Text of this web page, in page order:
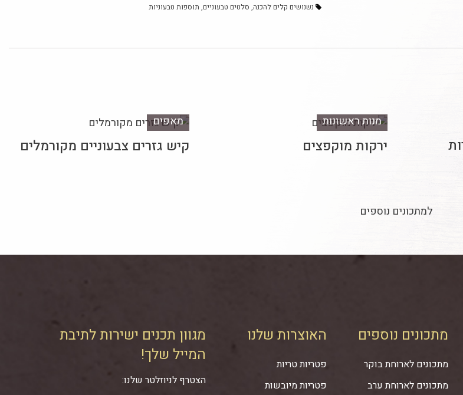
נשנושים קלים להכנה סלטים טבעוניים תוספות טבעוניות
מנות ראשונות
ירקות מוקפצים
מאפים
קיש גזרים צבעוניים מקורמלים
למתכונים נוספים
מתכונים נוספים
מתכונים לארוחת בוקר
מתכונים לארוחת ערב
האוצרות שלנו
פטריות טריות
פטריות מיובשות
מגוון תכנים ישירות לתיבת
המייל שלך!
הצטרף לניוזלטר שלנו: